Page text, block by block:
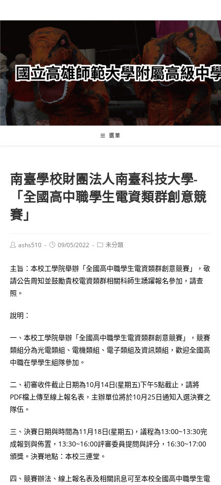
轉
要
內
容
選單
南臺學校財團法人南臺科技大學-
「全國高中職學生電資類群創意競
賽」
Postashs510
Post09/05/2022
Post未分類
主旨：本校工學院舉辦「全國高中職學生電資類群創意競賽」，敬
請公告周知並鼓勵貴校電資類群相關科師生踴躍報名參加，請查
照。
說明：
一、本校工學院舉辦「全國高中職學生電資類群創意競賽」，競賽
類組分為光電類組、電機類組、電子類組及資訊類組，歡迎全國高
中職在學學生組隊參加。
二、初審收件截止日期為10月14日(星期五)下午5點截止，請將
PDF檔上傳至線上報名表，主辦單位將於10月25日通知入選決賽之
隊伍。
三、決賽日期與時間為11月18日(星期五)，議程為13:00~13:30完
成報到與佈置，13:30~16:00評審委員提問與評分，16:30~17:00
頒獎。決賽地點：本校三連堂。
四、競賽辦法、線上報名表及相關訊息可至本校全國高中職學生電